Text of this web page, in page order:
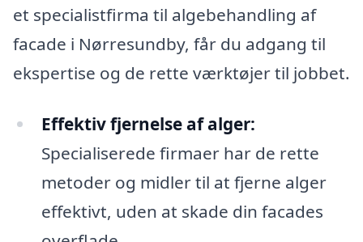
et specialistfirma til algebehandling af
facade i Nørresundby, får du adgang til
ekspertise og de rette værktøjer til jobbet.
Effektiv fjernelse af alger:
Specialiserede firmaer har de rette
metoder og midler til at fjerne alger
effektivt, uden at skade din facades